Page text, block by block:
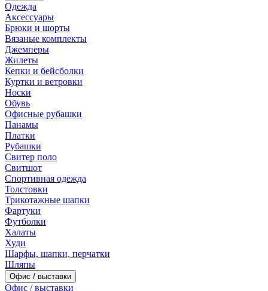
Одежда
Аксессуары
Брюки и шорты
Вязаные комплекты
Джемперы
Жилеты
Кепки и бейсболки
Куртки и ветровки
Носки
Обувь
Офисные рубашки
Панамы
Платки
Рубашки
Свитер поло
Свитшот
Спортивная одежда
Толстовки
Трикотажные шапки
Фартуки
Футболки
Халаты
Худи
Шарфы, шапки, перчатки
Шляпы
Офис / выставки
Офис / выставки